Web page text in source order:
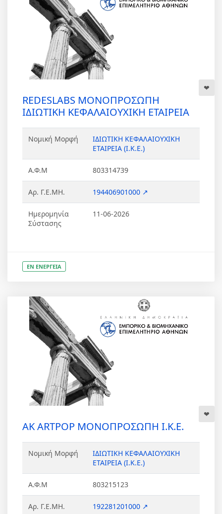
REDESLABS ΜΟΝΟΠΡΟΣΩΠΗ
ΙΔΙΩΤΙΚΗ ΚΕΦΑΛΑΙΟΥΧΙΚΗ ΕΤΑΙΡΕΙΑ
Νομική Μορφή
ΙΔΙΩΤΙΚΗ ΚΕΦΑΛΑΙΟΥΧΙΚΗ
ΕΤΑΙΡΕΙΑ (Ι.Κ.Ε.)
Α.Φ.Μ 803314739
Αρ. Γ.Ε.ΜΗ. 194406901000 ↗
Ημερομηνία
Σύστασης
11-06-2026
ΕΝ ΕΝΕΡΓΕΙΑ
AK ARTPOP ΜΟΝΟΠΡΟΣΩΠΗ Ι.Κ.Ε.
Νομική Μορφή
ΙΔΙΩΤΙΚΗ ΚΕΦΑΛΑΙΟΥΧΙΚΗ
ΕΤΑΙΡΕΙΑ (Ι.Κ.Ε.)
Α.Φ.Μ 803215123
Αρ. Γ.Ε.ΜΗ. 192281201000 ↗